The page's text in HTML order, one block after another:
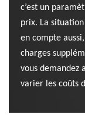
c’est un
prix. La
en compte
charges
vous demandez
varier les coûts